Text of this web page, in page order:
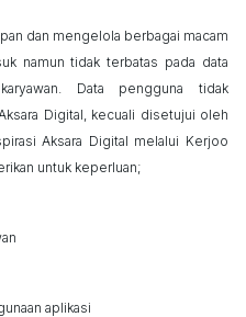
dan mengelola berbagai macam
namun tidak terbatas pada data
Data pengguna tidak
Digital, kecuali disetujui oleh
Aksara Digital melalui Kerjoo
untuk keperluan;
aplikasi